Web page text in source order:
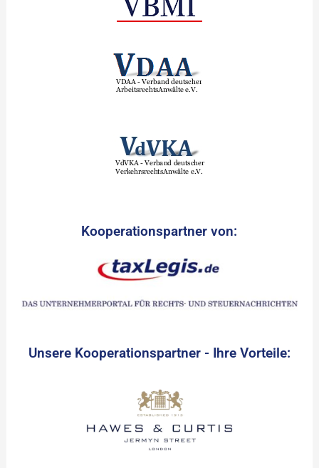
Kooperationspartner von:
Unsere Kooperationspartner - Ihre Vorteile: